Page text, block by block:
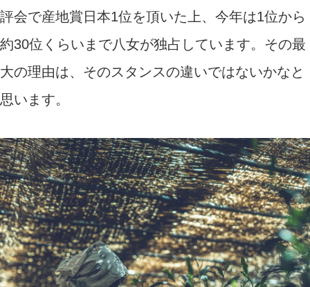
評会で産地賞日本1位を頂いた上、今年は1位から
約30位くらいまで八女が独占しています。その最
大の理由は、そのスタンスの違いではないかなと
思います。